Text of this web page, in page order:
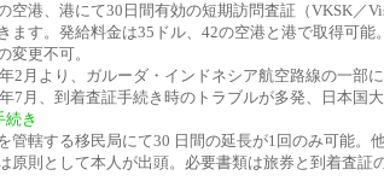
空港、港にて30日間有効の短期訪問査証（VKSK／
ます。発給料金は35ドル、42の空港と港で取得可能
変更不可。
2月より、ガルーダ・インドネシア航空路線の一部
7月、到着査証手続き時のトラブルが多発、日本国
続き
管轄する移民局にて30 日間の延長が1回のみ可能。
原則として本人が出頭。必要書類は旅券と到着査証